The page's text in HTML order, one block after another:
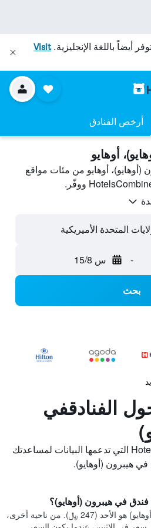
أيضاً باللغة الإنجليزية.Visit
أرخص الفنادق
أوهايو
أوهايو من مئات مواقع
المتحدة الأميريكية
- س 15/8
بحث
الفنادقفي
استخدم نصائح HotelsCombined التي تدعمها البيانات لمساعدتك
هيبرون (أوهايو).
في هيبرون (أوهايو)؟
أرخص يوم للإقامة في هيبرون (أوهايو) هو الأحد (247 ﷼). من ناحية أخرى،